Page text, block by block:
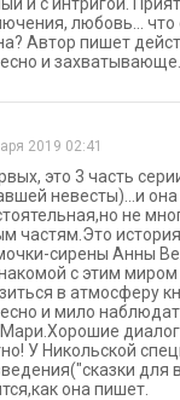
любовь...
Автор пишет
и
2019 02:41
это 3 часть
невесты)...и она
не
частям.Это
сирены Анны
с этим миром
в атмосферу
и мило
У Никольской
для
она пишет.